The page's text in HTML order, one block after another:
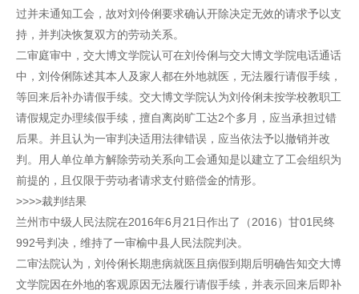
过并未通知工会，故对刘伶俐要求确认开除决定无效的请求予以支
持，并判决恢复双方的劳动关系。
二审庭审中，交大博文学院认可在刘伶俐与交大博文学院电话通话
中，刘伶俐陈述其本人及家人都在外地就医，无法履行请假手续，
等回来后补办请假手续。交大博文学院认为刘伶俐未按学校教职工
请假规定办理续假手续，擅自离岗旷工达2个多月，应当承担过错
后果。并且认为一审判决适用法律错误，应当依法予以撤销并改
判。用人单位单方解除劳动关系向工会通知是以建立了工会组织为
前提的，且仅限于劳动者请求支付赔偿金的情形。
>>>>裁判结果
兰州市中级人民法院在2016年6月21日作出了（2016）甘01民终
992号判决，维持了一审榆中县人民法院判决。
二审法院认为，刘伶俐长期患病就医且病假到期后明确告知交大博
文学院因在外地的客观原因无法履行请假手续，并表示回来后即补